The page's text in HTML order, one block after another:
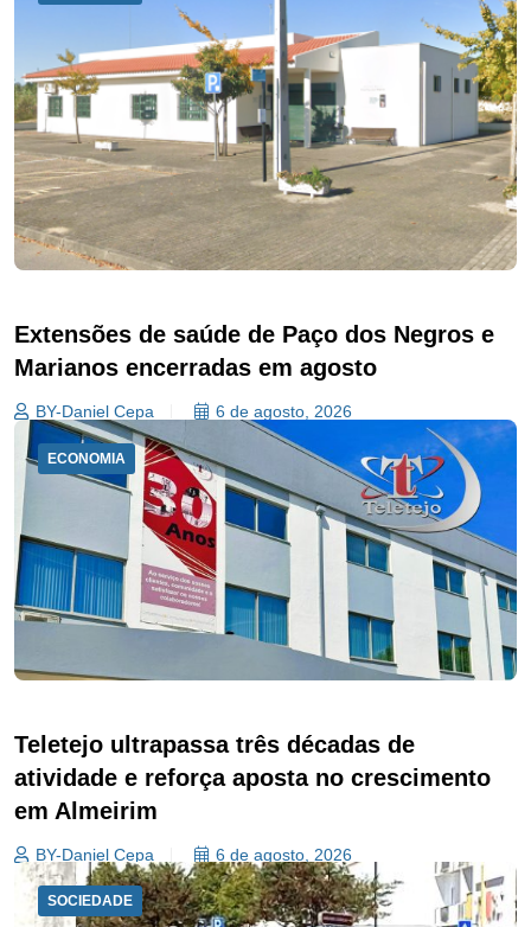
Extensões de saúde de Paço dos Negros e
Marianos encerradas em agosto
BY-Daniel Cepa 6 de agosto, 2026
ECONOMIA
Teletejo ultrapassa três décadas de
atividade e reforça aposta no crescimento
em Almeirim
BY-Daniel Cepa 6 de agosto, 2026
SOCIEDADE